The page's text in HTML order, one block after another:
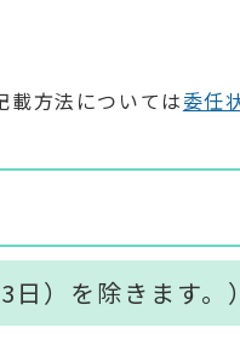
載方法については委任
日）を除きます。